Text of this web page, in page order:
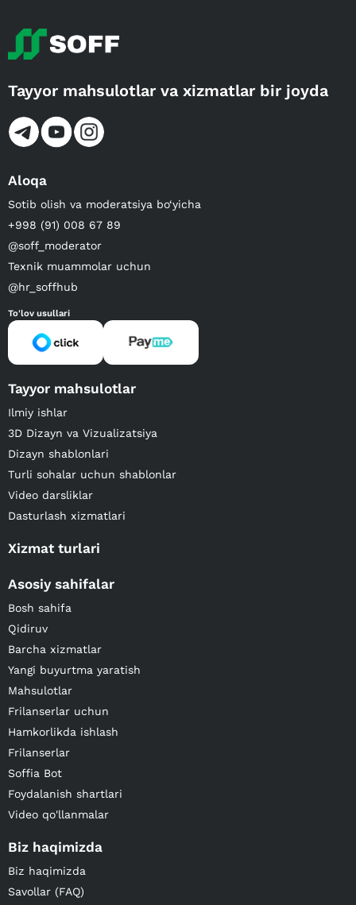
Tayyor mahsulotlar va xizmatlar bir joyda
Aloqa
Sotib olish va moderatsiya bo‘yicha
+998 (91) 008 67 89
@soff_moderator
Texnik muammolar uchun
@hr_soffhub
To'lov usullari
Tayyor mahsulotlar
Ilmiy ishlar
3D Dizayn va Vizualizatsiya
Dizayn shablonlari
Turli sohalar uchun shablonlar
Video darsliklar
Dasturlash xizmatlari
Xizmat turlari
Asosiy sahifalar
Bosh sahifa
Qidiruv
Barcha xizmatlar
Yangi buyurtma yaratish
Mahsulotlar
Frilanserlar uchun
Hamkorlikda ishlash
Frilanserlar
Soffia Bot
Foydalanish shartlari
Video qo'llanmalar
Biz haqimizda
Biz haqimizda
Savollar (FAQ)